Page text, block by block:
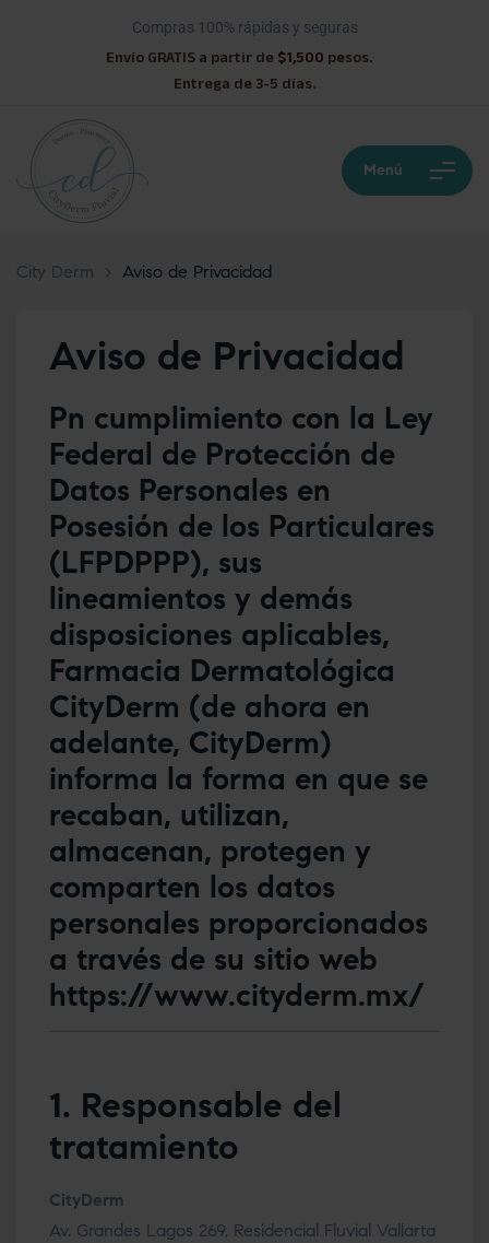
Compras 100% rápidas y seguras
Envío GRATIS a partir de $1,500 pesos.
Entrega de 3-5 días.
Menú
City Derm > Aviso de Privacidad
Aviso de Privacidad
Pn cumplimiento con la Ley
Federal de Protección de
Datos Personales en
Posesión de los Particulares
(LFPDPPP), sus
lineamientos y demás
disposiciones aplicables,
Farmacia Dermatológica
CityDerm (de ahora en
adelante, CityDerm)
informa la forma en que se
recaban, utilizan,
almacenan, protegen y
comparten los datos
personales proporcionados
a través de su sitio web
https://www.cityderm.mx/
1. Responsable del
tratamiento
CityDerm
Av. Grandes Lagos 269, Residencial Fluvial Vallarta